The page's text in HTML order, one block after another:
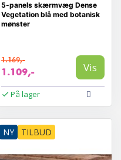
5-panels skærmvæg Dense
Vegetation blå med botanisk
mønster
1.169,-
1.109,- Vis
På lager
NY TILBUD